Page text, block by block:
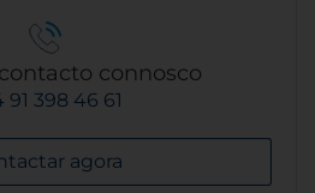
connosco
91 398 46 61
agora